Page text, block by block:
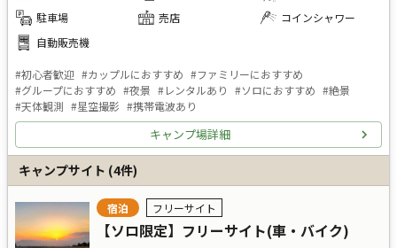
駐車場
売店
コインシャワー
自動販売機
#初心者歓迎 #カップルにおすすめ #ファミリーにおすすめ
#グループにおすすめ #夜景 #レンタルあり #ソロにおすすめ #絶景
#天体観測 #星空撮影 #携帯電波あり
キャンプ場詳細
キャンプサイト (4件)
宿泊 フリーサイト
【ソロ限定】フリーサイト(車・バイク)